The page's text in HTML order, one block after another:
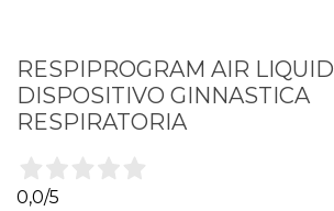
RESPIPROGRAM AIR
DISPOSITIVO GINNASTICA
RESPIRATORIA
0,0/5